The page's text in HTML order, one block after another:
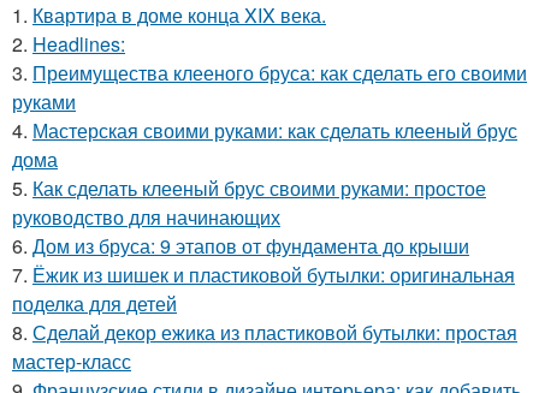
1. Квартира в доме конца XIX века.
2. Headlines:
3. Преимущества клееного бруса: как сделать его своими
руками
4. Мастерская своими руками: как сделать клееный брус
дома
5. Как сделать клееный брус своими руками: простое
руководство для начинающих
6. Дом из бруса: 9 этапов от фундамента до крыши
7. Ёжик из шишек и пластиковой бутылки: оригинальная
поделка для детей
8. Сделай декор ежика из пластиковой бутылки: простая
мастер-класс